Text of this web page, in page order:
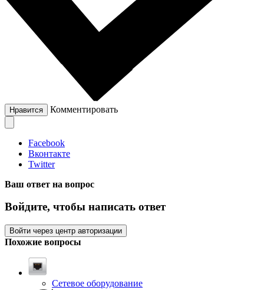
Нравится Комментировать
Facebook
Вконтакте
Twitter
Ваш ответ на вопрос
Войдите, чтобы написать ответ
Войти через центр авторизации
Похожие вопросы
Сетевое оборудование